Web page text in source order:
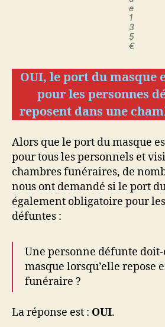
e
1
3
5
€
OUI, le port du masque
pour les personnes
reposent dans une
Alors que le port du masque
pour tous les personnels et
chambres funéraires, de
nous ont demandé si le port
également obligatoire pour
défuntes :
Une personne défunte
masque lorsqu’elle repose
funéraire ?
La réponse est : OUI.